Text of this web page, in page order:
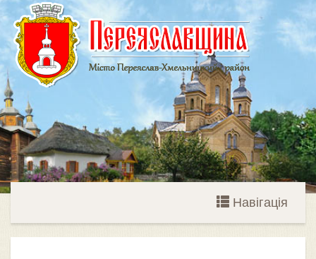
Навігація